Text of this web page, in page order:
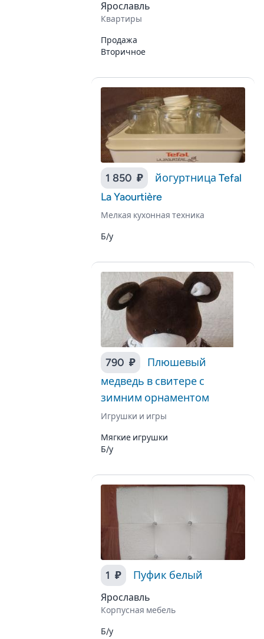
Ярославль
Квартиры
Продажа
Вторичное
1 850 ₽
йогуртница Tefal
La Yaourtière
Мелкая кухонная техника
Б/у
790 ₽
Плюшевый
медведь в свитере с
зимним орнаментом
Игрушки и игры
Мягкие игрушки
Б/у
1 ₽ Пуфик белый
Ярославль
Корпусная мебель
Б/у